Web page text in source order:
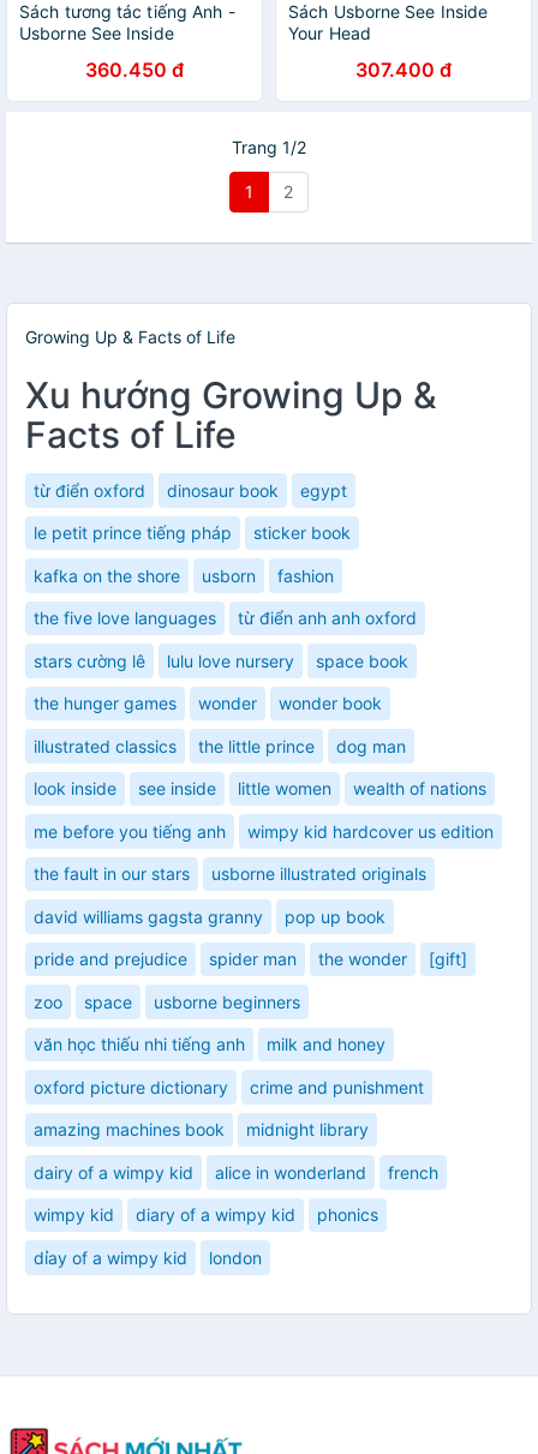
Sách tương tác tiếng Anh -
Usborne See Inside
360.450 đ
Sách Usborne See Inside
Your Head
307.400 đ
Trang 1/2
1 2
Growing Up & Facts of Life
Xu hướng Growing Up &
Facts of Life
từ điển oxford dinosaur book egypt
le petit prince tiếng pháp sticker book
kafka on the shore usborn fashion
the five love languages từ điển anh anh oxford
stars cường lê lulu love nursery space book
the hunger games wonder wonder book
illustrated classics the little prince dog man
look inside see inside little women wealth of nations
me before you tiếng anh wimpy kid hardcover us edition
the fault in our stars usborne illustrated originals
david williams gagsta granny pop up book
pride and prejudice spider man the wonder [gift]
zoo space usborne beginners
văn học thiếu nhi tiếng anh milk and honey
oxford picture dictionary crime and punishment
amazing machines book midnight library
dairy of a wimpy kid alice in wonderland french
wimpy kid diary of a wimpy kid phonics
dỉay of a wimpy kid london